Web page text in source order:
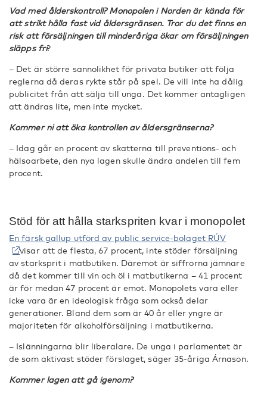
Vad med ålderskontroll? Monopolen i Norden är kända för
att strikt hålla fast vid åldersgränsen. Tror du det finns en
risk att försäljningen till minderåriga ökar om försäljningen
släpps fri?
– Det är större sannolikhet för privata butiker att följa
reglerna då deras rykte står på spel. De vill inte ha dålig
publicitet från att sälja till unga. Det kommer antagligen
att ändras lite, men inte mycket.
Kommer ni att öka kontrollen av åldersgränserna?
– Idag går en procent av skatterna till preventions- och
hälsoarbete, den nya lagen skulle ändra andelen till fem
procent.
Stöd för att hålla starkspriten kvar i monopolet
En färsk gallup utförd av public service-bolaget RÚV
visar att de flesta, 67 procent, inte stöder försäljning
av starksprit i matbutiken. Däremot är siffrorna jämnare
då det kommer till vin och öl i matbutikerna – 41 procent
är för medan 47 procent är emot. Monopolets vara eller
icke vara är en ideologisk fråga som också delar
generationer. Bland dem som är 40 år eller yngre är
majoriteten för alkoholförsäljning i matbutikerna.
– Islänningarna blir liberalare. De unga i parlamentet är
de som aktivast stöder förslaget, säger 35-åriga Árnason.
Kommer lagen att gå igenom?